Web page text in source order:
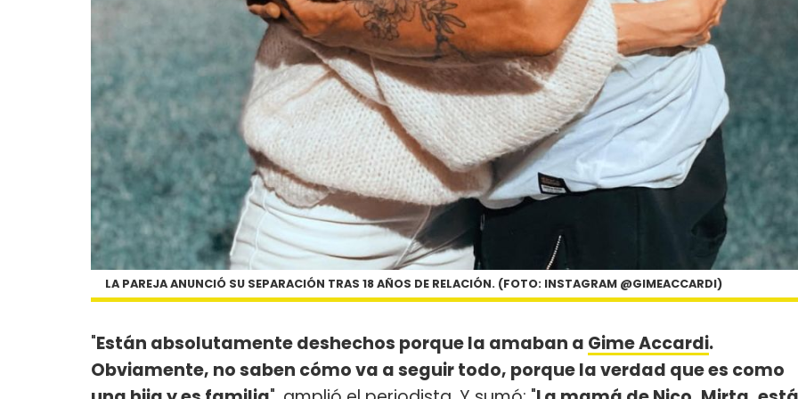
LA PAREJA ANUNCIÓ SU SEPARACIÓN TRAS 18 AÑOS DE RELACIÓN. (FOTO: INSTAGRAM @GIMEACCARDI)
"Están absolutamente deshechos porque la amaban a Gime Accardi.
Obviamente, no saben cómo va a seguir todo, porque la verdad que es como